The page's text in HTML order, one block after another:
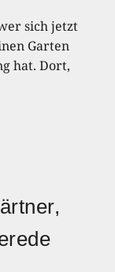
sich jetzt
Garten
hat. Dort,